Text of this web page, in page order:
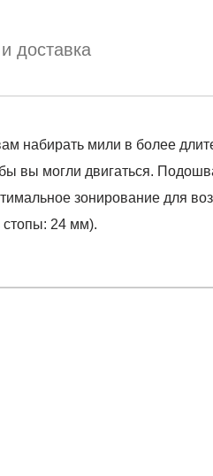
доставка
набирать мили в более
вы могли двигаться.
зонирование для
стопы: 24 мм).